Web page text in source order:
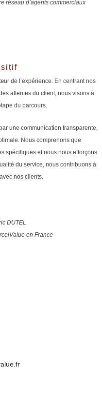
réseau d’agents commerciaux
de l’expérience. En centrant nos
attentes du client, nous visons à
du parcours.
une communication transparente,
Nous comprenons que
spécifiques et nous nous efforçons
du service, nous contribuons à
nos clients.
DUTEL
en France